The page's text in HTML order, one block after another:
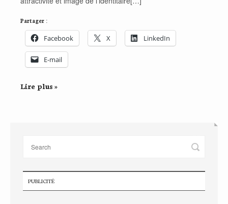
Partager :
Facebook X LinkedIn
E-mail
Lire plus »
PUBLICITÉ